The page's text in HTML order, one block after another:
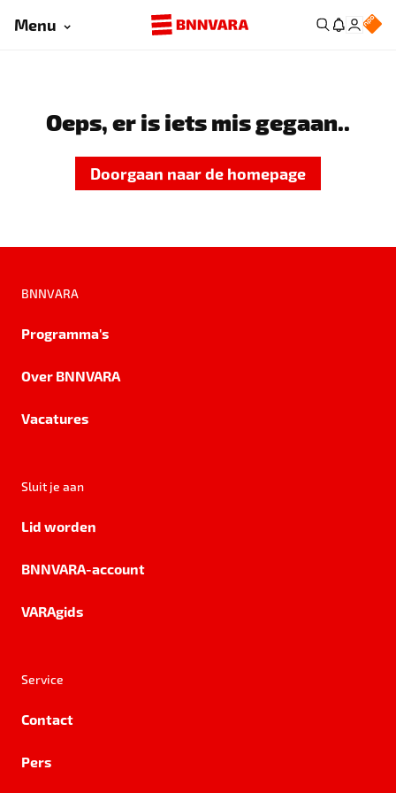
Menu
Oeps, er is iets mis gegaan..
Doorgaan naar de homepage
BNNVARA
Programma's
Over BNNVARA
Vacatures
Sluit je aan
Lid worden
BNNVARA-account
VARAgids
Service
Contact
Pers